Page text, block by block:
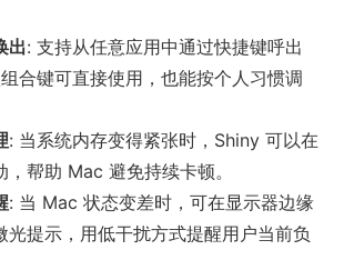
出: 支持从任意应用中通过快捷键呼出
合键可直接使用，也能按个人习惯调
: 当系统内存变得紧张时，Shiny 可以在
，帮助 Mac 避免持续卡顿。
: 当 Mac 状态变差时，可在显示器边缘
光提示，用低干扰方式提醒用户当前负